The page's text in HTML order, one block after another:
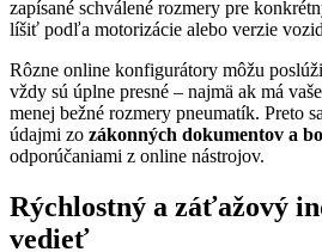
zapísané schválené rozmery pre
líšiť podľa motorizácie alebo verzie
Rôzne online konfigurátory môžu
vždy sú úplne presné – najmä ak má
menej bežné rozmery pneumatík. Preto
údajmi zo zákonných dokumentov a
odporúčaniami z online nástrojov.
Rýchlostný a záťažový
vedieť